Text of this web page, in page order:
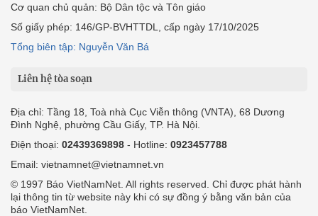
Cơ quan chủ quản: Bộ Dân tộc và Tôn giáo
Số giấy phép: 146/GP-BVHTTDL, cấp ngày 17/10/2025
Tổng biên tập: Nguyễn Văn Bá
Liên hệ tòa soạn
Địa chỉ: Tầng 18, Toà nhà Cục Viễn thông (VNTA), 68 Dương
Đình Nghệ, phường Cầu Giấy, TP. Hà Nội.
Điện thoại: 02439369898 - Hotline: 0923457788
Email: vietnamnet@vietnamnet.vn
© 1997 Báo VietNamNet. All rights reserved. Chỉ được phát hành
lại thông tin từ website này khi có sự đồng ý bằng văn bản của
báo VietNamNet.